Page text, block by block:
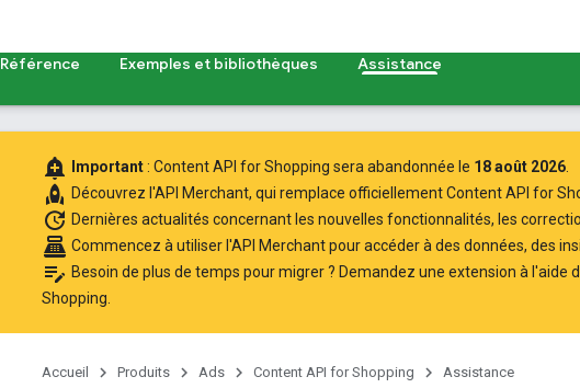
Référence Exemples et bibliothèques Assistance
add_alert Important: Content API for Shopping sera abandonnée le 18 août 2026
rocket Découvrez l'API Merchant, qui remplace officiellement Content API for
update Dernières actualités concernant les nouvelles fonctionnalités, les
point_of_sale Commencez à utiliser l'API Merchantpour accéder à des données, des
edit_note Besoin de plus de temps pour migrer ? Demandez une extension à l'aide
Shopping
Accueil Produits Ads Content API for Shopping Assistance